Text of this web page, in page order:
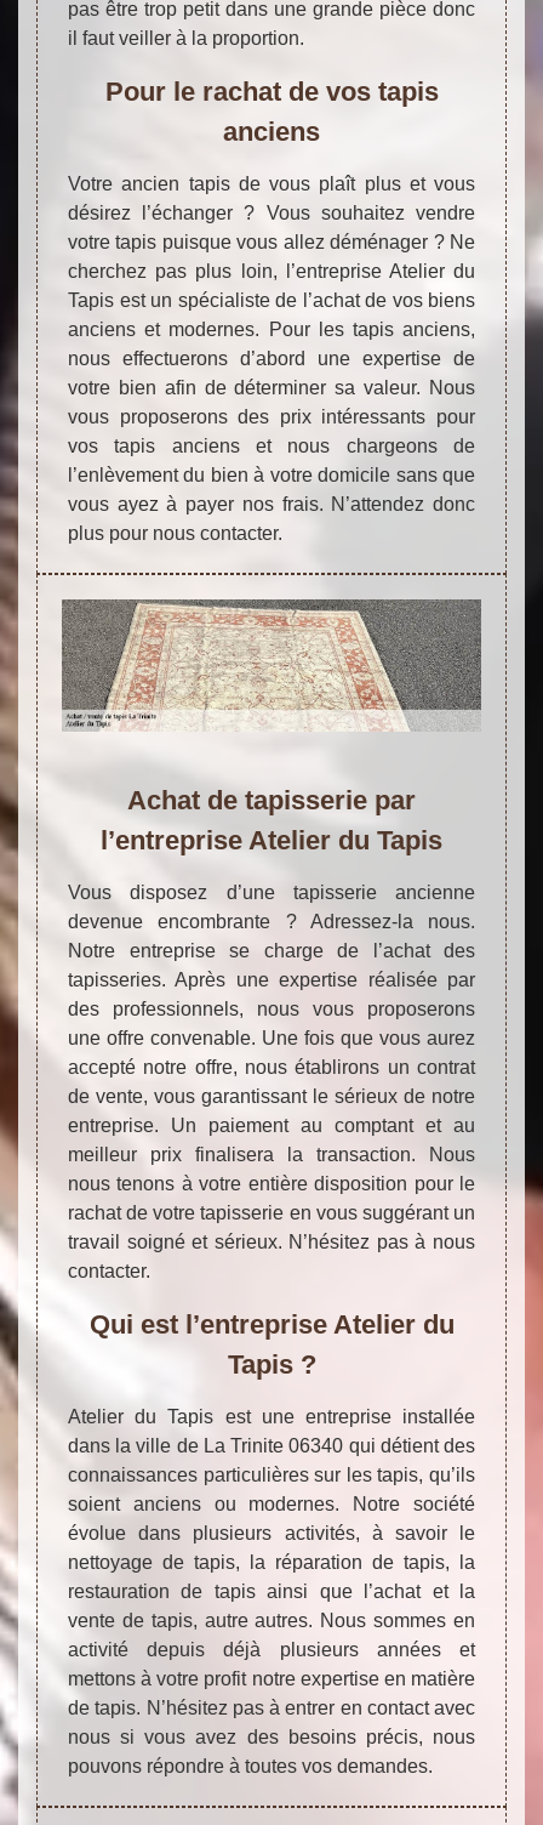
pas être trop petit dans une grande pièce donc
il faut veiller à la proportion.
Pour le rachat de vos tapis
anciens
Votre ancien tapis de vous plaît plus et vous
désirez l’échanger ? Vous souhaitez vendre
votre tapis puisque vous allez déménager ? Ne
cherchez pas plus loin, l’entreprise Atelier du
Tapis est un spécialiste de l’achat de vos biens
anciens et modernes. Pour les tapis anciens,
nous effectuerons d’abord une expertise de
votre bien afin de déterminer sa valeur. Nous
vous proposerons des prix intéressants pour
vos tapis anciens et nous chargeons de
l’enlèvement du bien à votre domicile sans que
vous ayez à payer nos frais. N’attendez donc
plus pour nous contacter.
Achat de tapisserie par
l’entreprise Atelier du Tapis
Vous disposez d’une tapisserie ancienne
devenue encombrante ? Adressez-la nous.
Notre entreprise se charge de l’achat des
tapisseries. Après une expertise réalisée par
des professionnels, nous vous proposerons
une offre convenable. Une fois que vous aurez
accepté notre offre, nous établirons un contrat
de vente, vous garantissant le sérieux de notre
entreprise. Un paiement au comptant et au
meilleur prix finalisera la transaction. Nous
nous tenons à votre entière disposition pour le
rachat de votre tapisserie en vous suggérant un
travail soigné et sérieux. N’hésitez pas à nous
contacter.
Qui est l’entreprise Atelier du
Tapis ?
Atelier du Tapis est une entreprise installée
dans la ville de La Trinite 06340 qui détient des
connaissances particulières sur les tapis, qu’ils
soient anciens ou modernes. Notre société
évolue dans plusieurs activités, à savoir le
nettoyage de tapis, la réparation de tapis, la
restauration de tapis ainsi que l’achat et la
vente de tapis, autre autres. Nous sommes en
activité depuis déjà plusieurs années et
mettons à votre profit notre expertise en matière
de tapis. N’hésitez pas à entrer en contact avec
nous si vous avez des besoins précis, nous
pouvons répondre à toutes vos demandes.